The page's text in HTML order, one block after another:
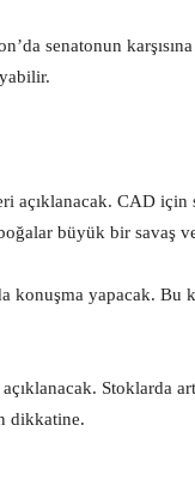
senatonun
açıklanacak. CAD
büyük bir savaş
konuşma yapacak. Bu
Stoklarda
dikkatine.